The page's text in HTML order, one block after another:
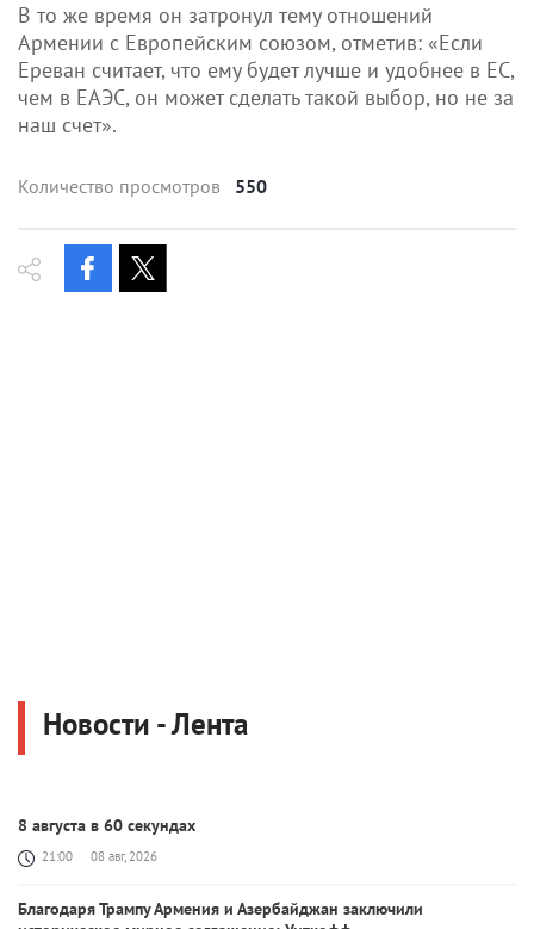
В то же время он затронул тему отношений
Армении с Европейским союзом, отметив: «Если
Ереван считает, что ему будет лучше и удобнее в ЕС,
чем в ЕАЭС, он может сделать такой выбор, но не за
наш счет».
Количество просмотров 550
Новости - Лента
8 августа в 60 секундах
21:00 08 авг, 2026
Благодаря Трампу Армения и Азербайджан заключили